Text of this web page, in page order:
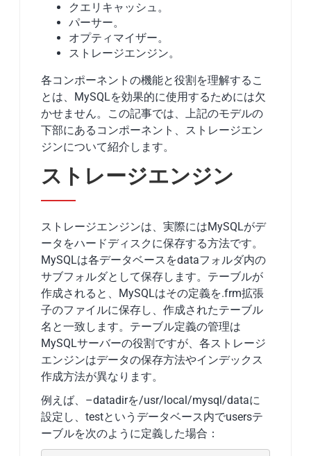
クエリキャッシュ。
パーサー。
オプティマイザー。
ストレージエンジン。
各コンポーネントの機能と役割を理解するこ
とは、MySQLを効果的に使用するためには欠
かせません。この記事では、上記のモデルの
下部にあるコンポーネント、ストレージエン
ジンについて紹介します。
ストレージエンジン
ストレージエンジンは、実際にはMySQLがデ
ータをハードディスクに保存する方法です。
MySQLは各データベースをdataフォルダ内の
サブフォルダとして保存します。テーブルが
作成されると、MySQLはその定義を.frm拡張
子のファイルに保存し、作成されたテーブル
名と一致します。テーブル定義の管理は
MySQLサーバーの役割ですが、各ストレージ
エンジンはデータの保存方法やインデックス
作成方法が異なります。
例えば、–datadirを/usr/local/mysql/dataに
設定し、testというデータベース内でusersテ
ーブルを次のように定義した場合：